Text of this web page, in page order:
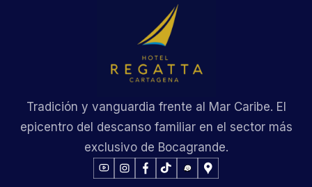
Tradición y vanguardia frente al Mar Caribe. El
epicentro del descanso familiar en el sector más
exclusivo de Bocagrande.